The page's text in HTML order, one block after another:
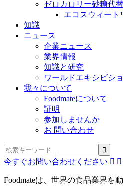
ゼロカロリー砂糖代
エコスウィー
知識
ニュース
企業ニュース
業界情報
知識と研究
ワールドエキシビシ
我々について
Foodmateについて
証明
参加しませんか
お 問い合わせ
今すぐお問い合わせください  
Foodmateは、世界の食品業界を